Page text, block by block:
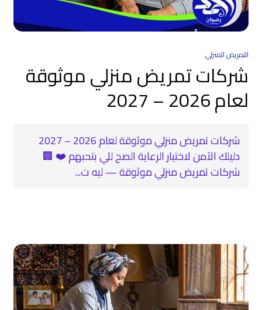
التمريض المنزلي
شركات تمريض منزلي موثوقة
لعام 2026 – 2027
شركات تمريض منزلي موثوقة لعام 2026 – 2027
دليلك الآمن لاختيار الرعاية الصح للي بتحبهم ❤️ 🏢
شركات تمريض منزلي موثوقة — ليه ت...